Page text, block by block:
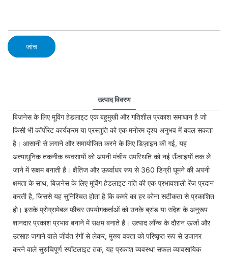
जांच
उत्पाद विवरण
बिज़नेस के लिए मूविंग हेडलाइट एक बहुमुखी और गतिशील प्रकाश समाधान है जो
किसी भी कॉर्पोरेट कार्यक्रम या प्रस्तुति को एक मनोरम दृश्य अनुभव में बदल सकता
है। आसानी से लगाने और समायोजित करने के लिए डिज़ाइन की गई, यह
अत्याधुनिक तकनीक व्यवसायों को अपनी मंचीय उपस्थिति को नई ऊँचाइयों तक ले
जाने में सक्षम बनाती है। क्षैतिज और ऊर्ध्वाधर रूप से 360 डिग्री घूमने की अपनी
क्षमता के साथ, बिज़नेस के लिए मूविंग हेडलाइट गति की एक प्रभावशाली रेंज प्रदान
करती है, जिससे यह सुनिश्चित होता है कि कमरे का हर कोना सटीकता से प्रकाशित
हो। इसके प्रोग्रामेबल फ़ीचर उपयोगकर्ताओं को उनके ब्रांड या संदेश के अनुरूप
शानदार प्रकाश प्रभाव बनाने में सक्षम बनाते हैं। उत्पाद लॉन्च के दौरान ऊर्जा और
उत्साह जगाने वाले जीवंत रंगों से लेकर, मुख्य वक्ता को परिष्कृत रूप से उजागर
करने वाले सुरुचिपूर्ण स्पॉटलाइट तक, यह प्रकाश व्यवस्था सफल व्यावसायिक